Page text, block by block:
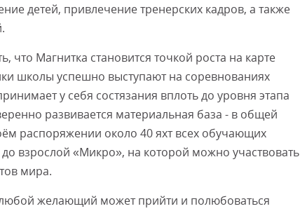
детей, привлечение тренерских кадров, а также
что Магнитка становится точкой роста на карте
школы успешно выступают на соревнованиях
у себя состязания вплоть до уровня этапа
развивается материальная база - в общей
распоряжении около 40 яхт всех обучающих
взрослой «Микро», на которой можно участвовать
мира.
желающий может прийти и полюбоваться